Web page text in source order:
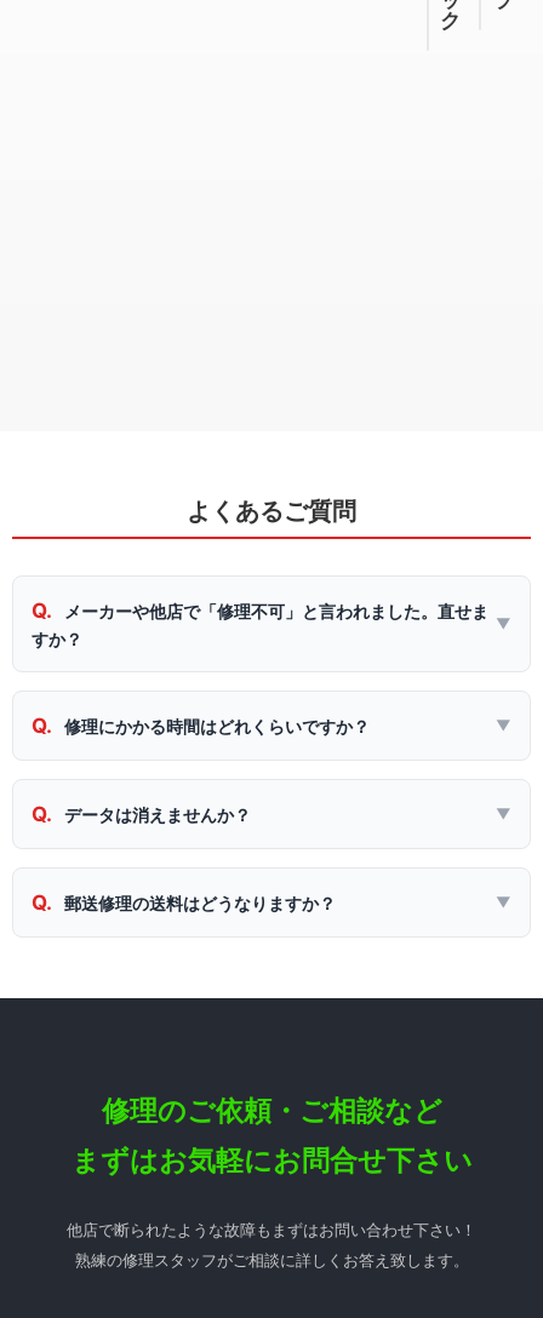
ク
よくあるご質問
Q.
メーカーや他店で「修理不可」と言われました。直せま
すか？
▼
Q. 修理にかかる時間はどれくらいですか？ ▼
Q. データは消えませんか？ ▼
Q. 郵送修理の送料はどうなりますか？ ▼
修理のご依頼・ご相談など
まずはお気軽にお問合せ下さい
他店で断られたような故障もまずはお問い合わせ下さい！
熟練の修理スタッフがご相談に詳しくお答え致します。